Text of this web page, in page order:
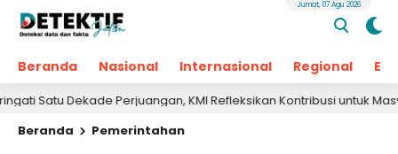
Beranda Nasional Internasional Regional
Jumat, 07 Agu 2026
Perjuangan, KMI Refleksikan Kontribusi untuk Masyarakat
Beranda
Pemerintahan